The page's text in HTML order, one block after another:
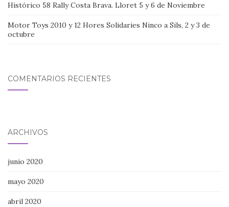
Histórico 58 Rally Costa Brava. Lloret 5 y 6 de Noviembre
Motor Toys 2010 y 12 Hores Solidaries Ninco a Sils, 2 y 3 de
octubre
COMENTARIOS RECIENTES
ARCHIVOS
junio 2020
mayo 2020
abril 2020